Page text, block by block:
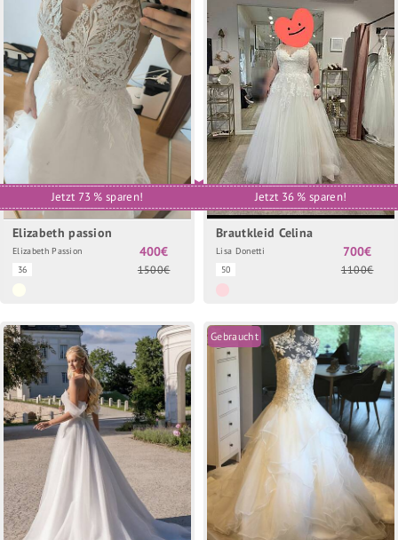
Jetzt 73 % sparen!
Elizabeth passion
Elizabeth Passion
36
400€
1500€
Jetzt 36 % sparen!
Brautkleid Celina
Lisa Donetti
50
700€
1100€
Gebraucht